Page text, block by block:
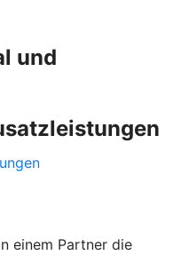
und
einem Partner die